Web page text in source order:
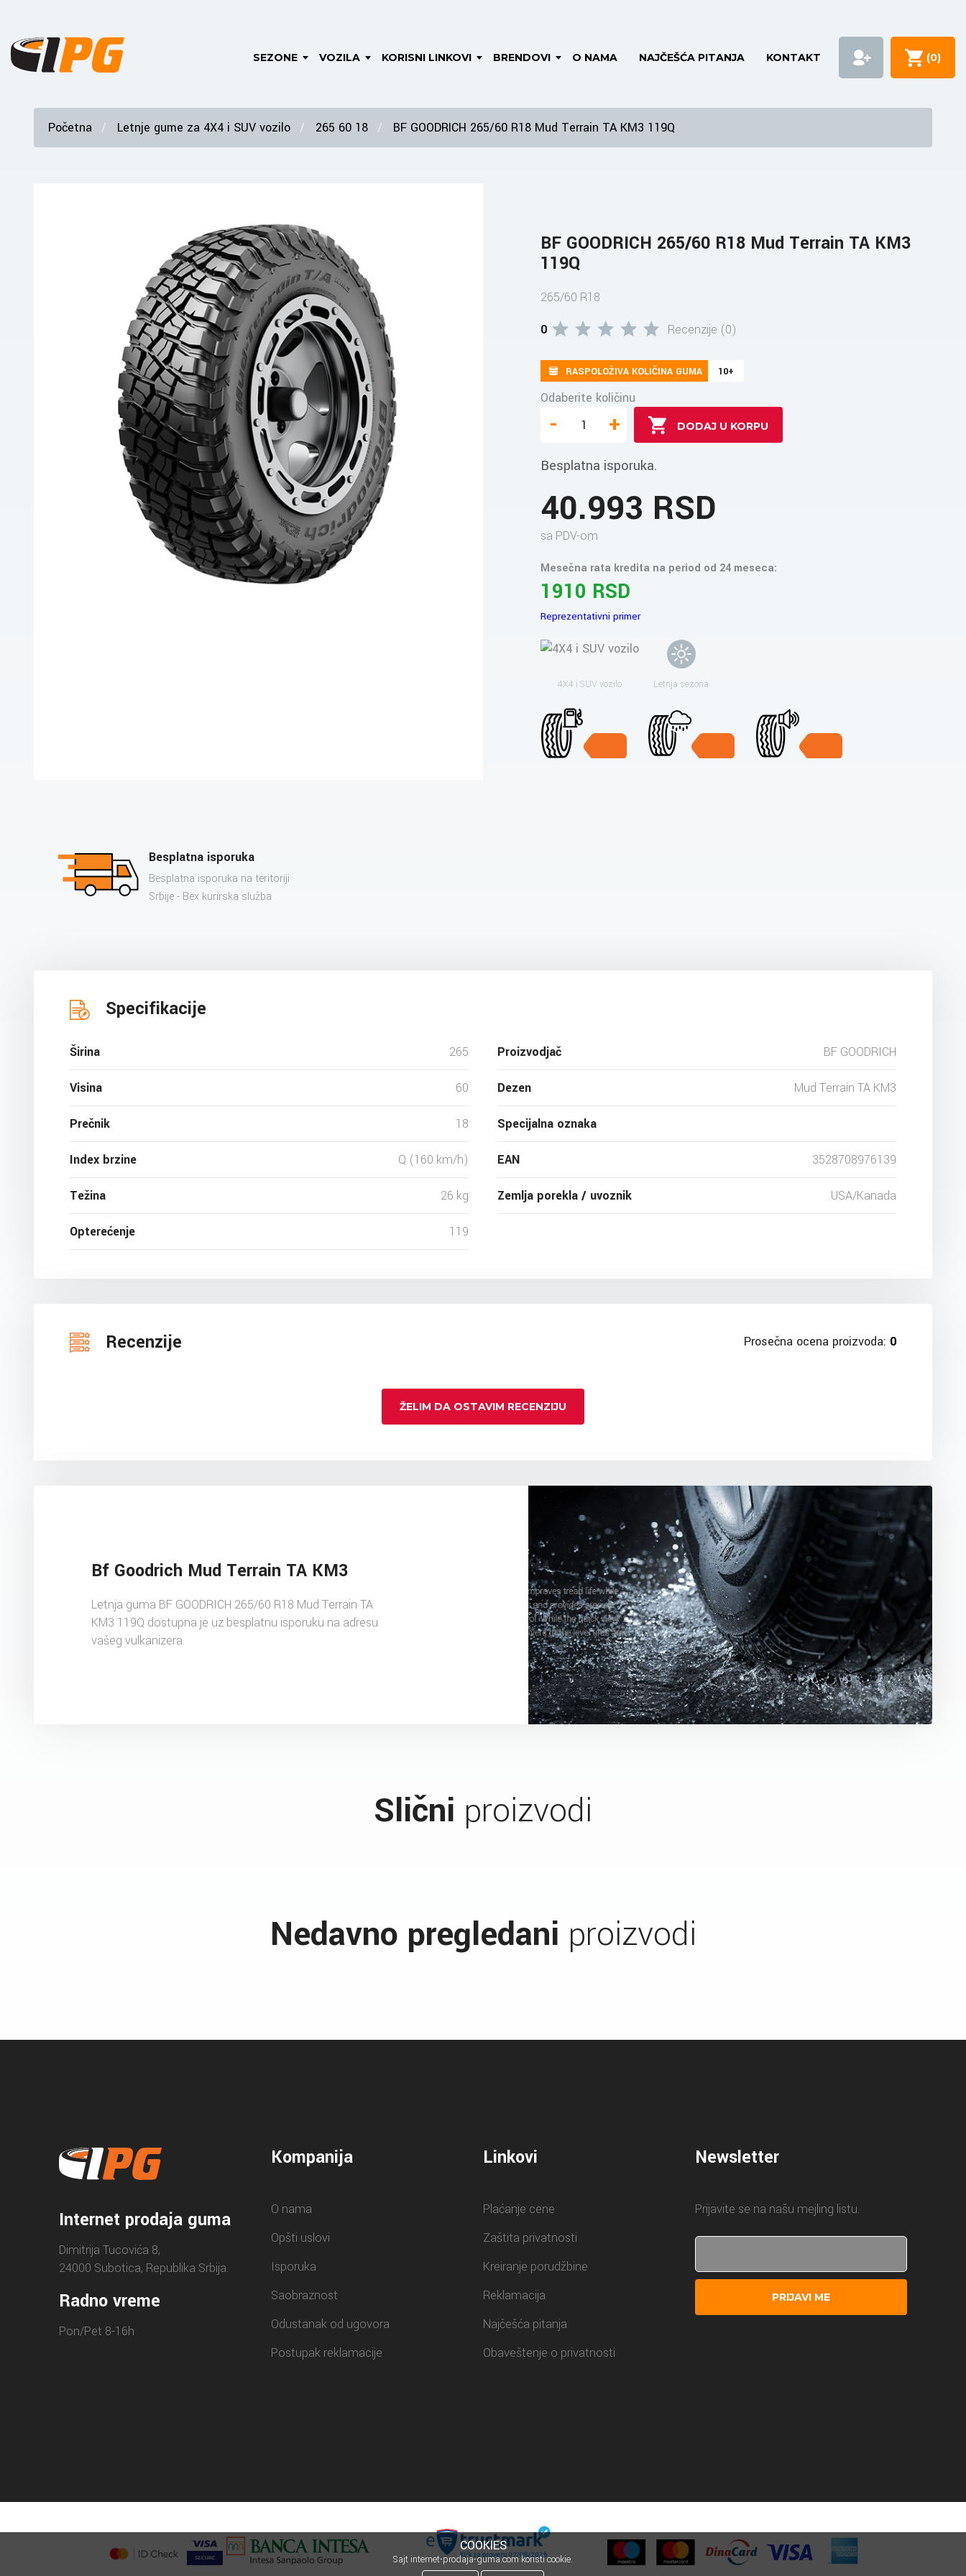
SEZONE VOZILA KORISNI LINKOVI BRENDOVI O NAMA NAJČEŠĆA PITANJA KONTAKT (0)
Početna Letnje gume za 4X4 i SUV vozilo 265 60 18 BF GOODRICH 265/60 R18 Mud Terrain TA KM3 119Q
BF GOODRICH 265/60 R18 Mud Terrain TA KM3
119Q
265/60 R18
0
Recenzije (0)
RASPOLOŽIVA KOLIČINA GUMA 10+
Odaberite količinu
- +
Besplatna isporuka.
40.993 RSD
sa PDV-om
Mesečna rata kredita na period od 24 meseca:
1910 RSD
Reprezentativni primer
4X4 i SUV vozilo Letnja sezona
Besplatna isporuka
Besplatna isporuka na teritoriji
Srbije - Bex kurirska služba
Specifikacije
Širina 265
Visina 60
Prečnik 18
Index brzine Q (160 km/h)
Težina 26 kg
Opterećenje 119
Proizvodjač BF GOODRICH
Dezen Mud Terrain TA KM3
Specijalna oznaka
EAN 3528708976139
Zemlja porekla / uvoznik USA/Kanada
Recenzije Prosečna ocena proizvoda: 0
ŽELIM DA OSTAVIM RECENZIJU
Bf Goodrich Mud Terrain TA KM3
Letnja guma BF GOODRICH 265/60 R18 Mud Terrain TA
KM3 119Q dostupna je uz besplatnu isporuku na adresu
vašeg vulkanizera.
Slični proizvodi
Nedavno pregledani proizvodi
Internet prodaja guma
Dimitrija Tucovića 8,
24000 Subotica, Republika Srbija.
Radno vreme
Pon/Pet 8-16h
Kompanija
O nama
Opšti uslovi
Isporuka
Saobraznost
Odustanak od ugovora
Postupak reklamacije
Linkovi
Plaćanje cene
Zaštita privatnosti
Kreiranje porudžbine
Reklamacija
Najčešća pitanja
Obaveštenje o privatnosti
Newsletter
Prijavite se na našu mejling listu.
PRIJAVI ME
COOKIES
Sajt internet-prodaja-guma.com koristi cookie.